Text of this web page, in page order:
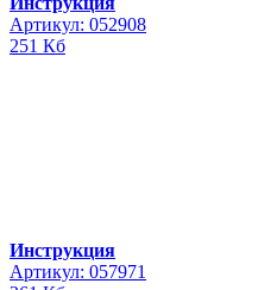
Артикул: 052908
251 Кб
Инструкция
Артикул: 057971